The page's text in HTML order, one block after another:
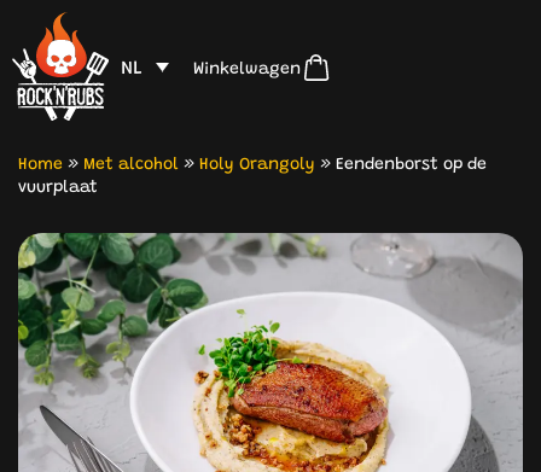
NL Winkelwagen
Home » Met alcohol » Holy Orangoly » Eendenborst op de
vuurplaat